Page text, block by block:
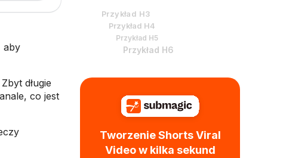
aby
długie
co jest
Przykład H3
Przykład H4
Przykład H5
Przykład H6
Tworzenie Shorts Viral
Video w kilka sekund